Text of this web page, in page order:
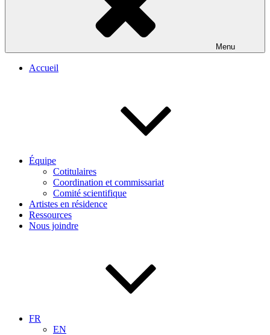
Menu
Accueil
Équipe
Cotitulaires
Coordination et commissariat
Comité scientifique
Artistes en résidence
Ressources
Nous joindre
FR
EN